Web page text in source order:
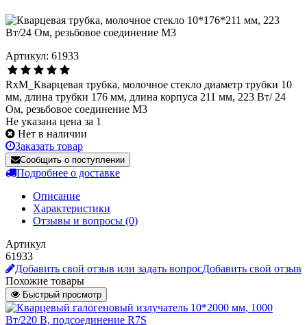
Артикул: 61933
RxM_Кварцевая трубка, молочное стекло диаметр трубки 10
мм, длина трубки 176 мм, длина корпуса 211 мм, 223 Вт/ 24
Ом, резьбовое соединение М3
Не указана цена за 1
Нет в наличии
Заказать товар
Сообщить о поступлении
Подробнее о доставке
Описание
Характеристики
Отзывы и вопросы (0)
Артикул
61933
Добавить свой отзыв или задать вопросДобавить свой отзыв
Похожие товары
Быстрый просмотр